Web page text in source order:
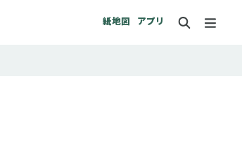
紙地図 アプリ